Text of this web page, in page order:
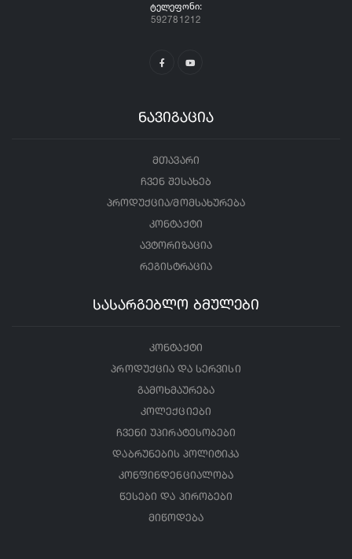
ᲢᲔᲚᲔᲤᲝᲜᲘ:
592781212
ნავიგაცია
მთავარი
ჩვენ შესახებ
პროდუქცია/მომსახურება
კონტაქტი
ავტორიზაცია
რეგისტრაცია
სასარგებლო ბმულები
კონტაქტი
პროდუქცია და სერვისი
გამოხმაურება
კოლექციები
ჩვენი უპირატესობები
დაბრუნების პოლიტიკა
კონფინდენციალობა
წესები და პირობები
მიწოდება